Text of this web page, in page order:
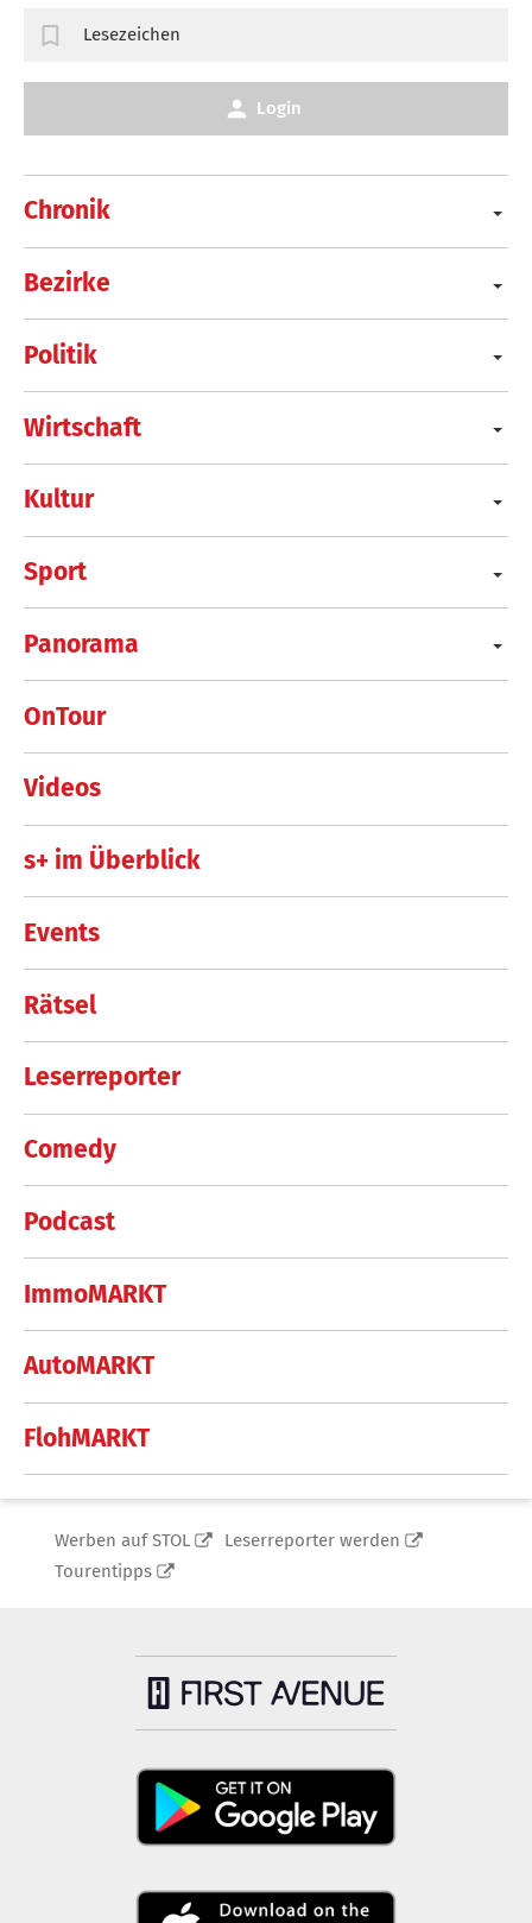
Chronik
Bezirke
Politik
Wirtschaft
Kultur
Sport
Panorama
OnTour
Videos
s+ im Überblick
Events
Rätsel
Leserreporter
Comedy
Podcast
ImmoMARKT
AutoMARKT
FlohMARKT
Lesezeichen
Login
Werben auf STOL
Leserreporter werden
Tourentipps